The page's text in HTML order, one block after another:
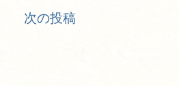
次の投稿